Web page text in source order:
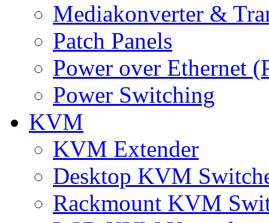
Mediakonverter &
Patch Panels
Power over Ethernet
Power Switching
KVM
KVM Extender
Desktop KVM
Rackmount KVM